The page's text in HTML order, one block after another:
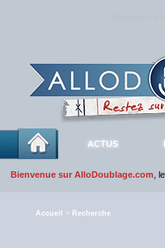
ACTUS
Bienvenue sur AlloDoublage.com ,
Accueil > Recherche